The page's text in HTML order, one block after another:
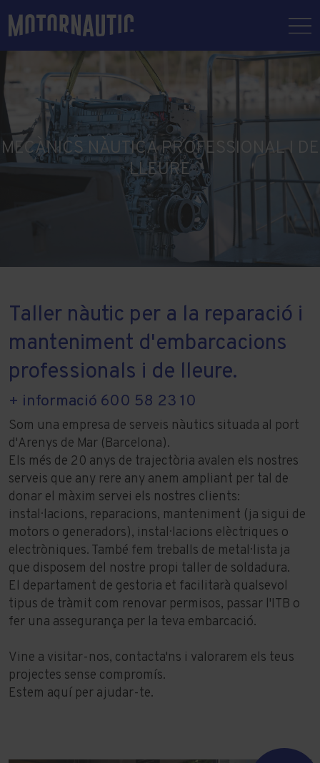
MECÀNICS NÀUTICA PROFESSIONAL I DE
LLEURE
Taller nàutic per a la reparació i
manteniment d'embarcacions
professionals i de lleure.
+ informació 600 58 23 10
Som una empresa de serveis nàutics situada al port
d'Arenys de Mar (Barcelona).
Els més de 20 anys de trajectòria avalen els nostres
serveis que any rere any anem ampliant per tal de
donar el màxim servei els nostres clients:
instal·lacions, reparacions, manteniment (ja sigui de
motors o generadors), instal·lacions elèctriques o
electròniques. També fem treballs de metal·lista ja
que disposem del nostre propi taller de soldadura.
El departament de gestoria et facilitarà qualsevol
tipus de tràmit com renovar permisos, passar l'ITB o
fer una assegurança per la teva embarcació.
Vine a visitar-nos, contacta'ns i valorarem els teus
projectes sense compromís.
Estem aquí per ajudar-te.